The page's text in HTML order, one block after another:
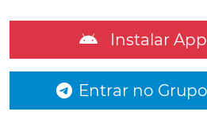
Instalar
Entrar no